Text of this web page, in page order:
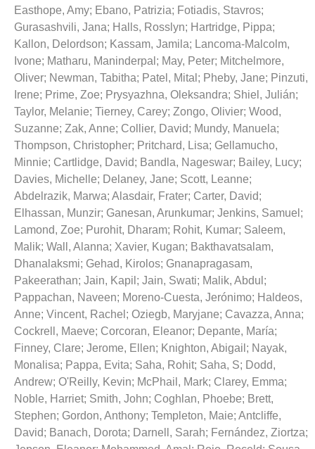
Easthope, Amy; Ebano, Patrizia; Fotiadis, Stavros;
Gurasashvili, Jana; Halls, Rosslyn; Hartridge, Pippa;
Kallon, Delordson; Kassam, Jamila; Lancoma-Malcolm,
Ivone; Matharu, Maninderpal ; May, Peter; Mitchelmore,
Oliver; Newman, Tabitha; Patel, Mital ; Pheby, Jane; Pinzuti,
Irene; Prime, Zoe; Prysyazhna, Oleksandra; Shiel, Julián;
Taylor, Melanie; Tierney, Carey; Zongo, Olivier; Wood,
Suzanne; Zak, Anne; Collier, David; Mundy, Manuela;
Thompson, Christopher; Pritchard, Lisa; Gellamucho,
Minnie; Cartlidge, David; Bandla, Nageswar; Bailey, Lucy;
Davies, Michelle; Delaney, Jane; Scott, Leanne;
Abdelrazik, Marwa; Alasdair, Frater; Carter, David;
Elhassan, Munzir; Ganesan, Arunkumar; Jenkins, Samuel ;
Lamond, Zoe; Purohit, Dharam; Rohit, Kumar; Saleem,
Malik; Wall, Alanna; Xavier, Kugan; Bakthavatsalam,
Dhanalaksmi; Gehad, Kirolos; Gnanapragasam,
Pakeerathan; Jain, Kapil ; Jain, Swati; Malik, Abdul ;
Pappachan, Naveen; Moreno-Cuesta, Jerónimo; Haldeos,
Anne; Vincent, Rachel ; Oziegb, Maryjane; Cavazza, Anna;
Cockrell, Maeve; Corcoran, Eleanor; Depante, María;
Finney, Clare; Jerome, Ellen; Knighton, Abigail ; Nayak,
Monalisa; Pappa, Evita; Saha, Rohit; Saha, S; Dodd,
Andrew; O'Reilly, Kevin; McPhail, Mark; Clarey, Emma;
Noble, Harriet; Smith, John; Coghlan, Phoebe; Brett,
Stephen; Gordon, Anthony; Templeton, Maie; Antcliffe,
David; Banach, Dorota; Darnell, Sarah; Fernández, Ziortza;